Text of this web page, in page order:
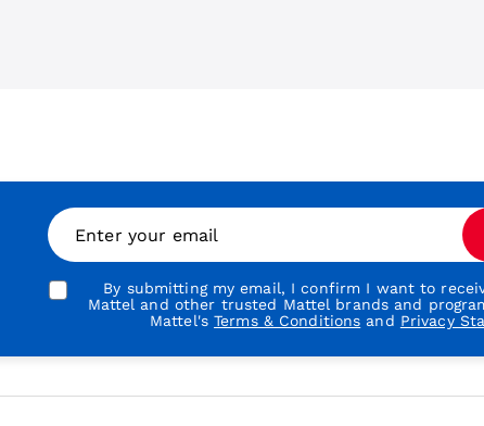
Enter your email
By submitting my email, I confirm I want to
Mattel and other trusted Mattel brands and
Mattel'sTerms & Conditions and Privacy